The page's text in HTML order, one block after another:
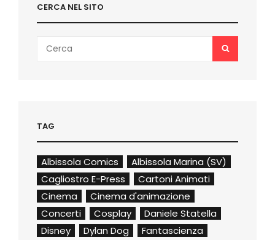
CERCA NEL SITO
for:
SEARCH
TAG
Albissola Comics
Albissola Marina (SV)
Cagliostro E-Press
Cartoni Animati
Cinema
Cinema d'animazione
Concerti
Cosplay
Daniele Statella
Disney
Dylan Dog
Fantascienza